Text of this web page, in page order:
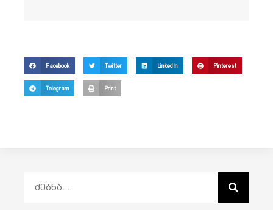
Facebook Twitter LinkedIn Pinterest
Telegram Print